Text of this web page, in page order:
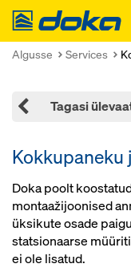
Doka
Algusse Services
Tagasi
Kokkupaneku
Doka poolt
montaažijoonised
üksikute osade
statsionaarse
ei ole lisatud.